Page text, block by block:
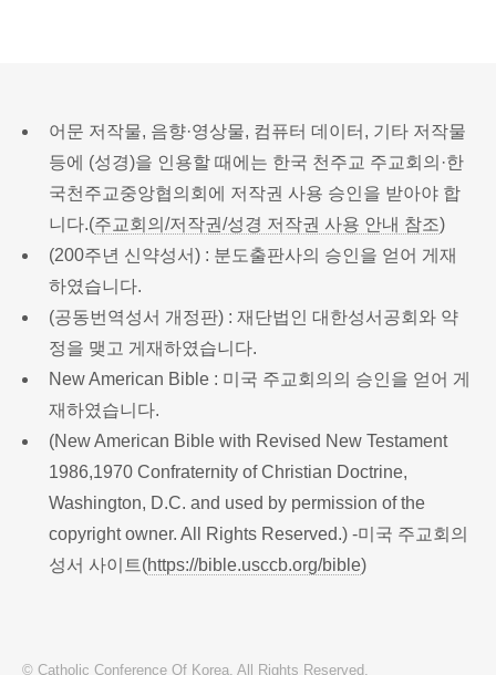
어문 저작물, 음향·영상물, 컴퓨터 데이터, 기타 저작물
등에 (성경)을 인용할 때에는 한국 천주교 주교회의·한
국천주교중앙협의회에 저작권 사용 승인을 받아야 합
니다.(주교회의/저작권/성경 저작권 사용 안내 참조)
(200주년 신약성서) : 분도출판사의 승인을 얻어 게재
하였습니다.
(공동번역성서 개정판) : 재단법인 대한성서공회와 약
정을 맺고 게재하였습니다.
New American Bible : 미국 주교회의의 승인을 얻어 게
재하였습니다.
(New American Bible with Revised New Testament
1986,1970 Confraternity of Christian Doctrine,
Washington, D.C. and used by permission of the
copyright owner. All Rights Reserved.) -미국 주교회의
성서 사이트(https://bible.usccb.org/bible)
© Catholic Conference Of Korea. All Rights Reserved.